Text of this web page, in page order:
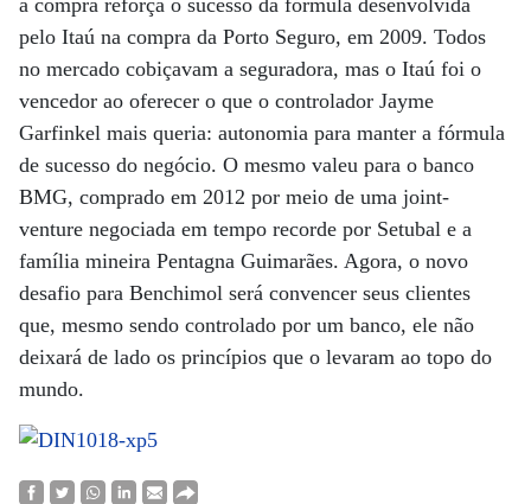
pelo Itaú na compra da Porto Seguro, em 2009. Todos
no mercado cobiçavam a seguradora, mas o Itaú foi o
vencedor ao oferecer o que o controlador Jayme
Garfinkel mais queria: autonomia para manter a fórmula
de sucesso do negócio. O mesmo valeu para o banco
BMG, comprado em 2012 por meio de uma joint-
venture negociada em tempo recorde por Setubal e a
família mineira Pentagna Guimarães. Agora, o novo
desafio para Benchimol será convencer seus clientes
que, mesmo sendo controlado por um banco, ele não
deixará de lado os princípios que o levaram ao topo do
mundo.